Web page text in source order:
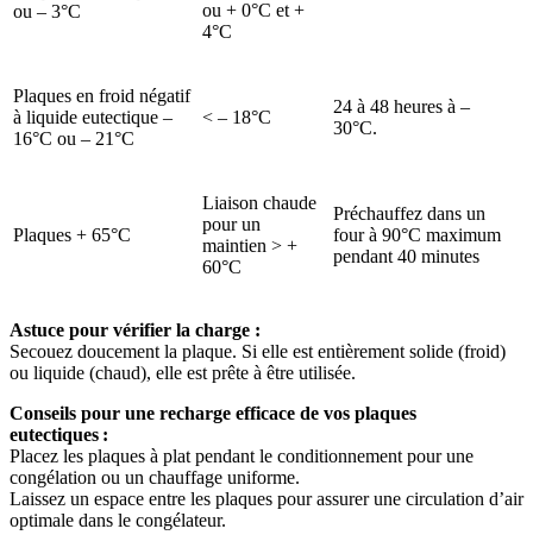
ou – 3°C
ou + 0°C et +
4°C
Plaques en froid négatif
à liquide eutectique –
16°C ou – 21°C
< – 18°C
24 à 48 heures à –
30°C.
Plaques + 65°C
Liaison chaude
pour un
maintien > +
60°C
Préchauffez dans un
four à 90°C maximum
pendant 40 minutes
Astuce pour vérifier la charge :
Secouez doucement la plaque. Si elle est entièrement solide (froid)
ou liquide (chaud), elle est prête à être utilisée.
Conseils pour une recharge efficace de vos plaques
eutectiques :
Placez les plaques à plat pendant le conditionnement pour une
congélation ou un chauffage uniforme.
Laissez un espace entre les plaques pour assurer une circulation d’air
optimale dans le congélateur.